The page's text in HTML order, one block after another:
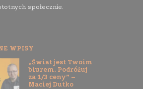
społecznie.
WPISY
„Świat jest Twoim
biurem. Podróżuj
za 1/3 ceny” –
Maciej Dutko